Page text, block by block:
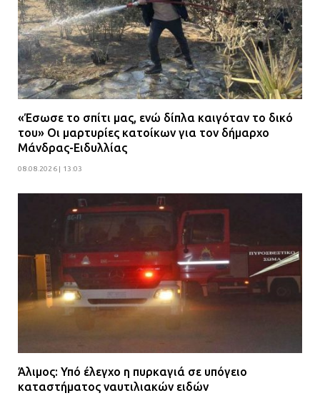
«Έσωσε το σπίτι μας, ενώ δίπλα καιγόταν το δικό
του» Οι μαρτυρίες κατοίκων για τον δήμαρχο
Μάνδρας-Ειδυλλίας
08.08.2026 | 13:03
Άλιμος: Υπό έλεγχο η πυρκαγιά σε υπόγειο
καταστήματος ναυτιλιακών ειδών